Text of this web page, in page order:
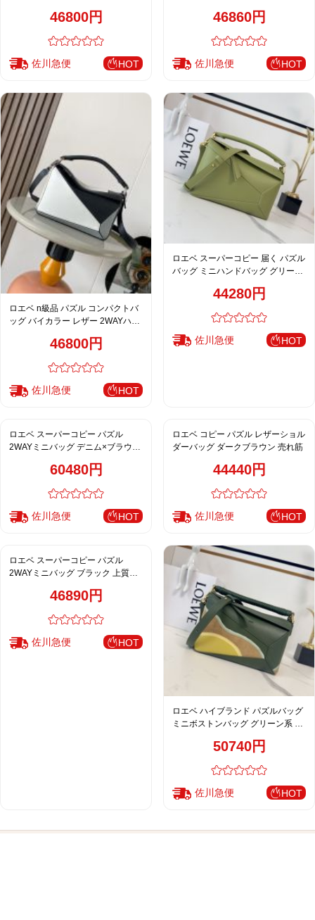
46800円
佐川急便 HOT
46860円
佐川急便 HOT
ロエベ n級品 パズル コンパクトバ
ッグ バイカラー レザー 2WAYハン
46800円
佐川急便 HOT
ロエベ スーパーコピー 届く パズル
バッグ ミニハンドバッグ グリーン
44280円
佐川急便 HOT
ロエベ スーパーコピー パズル
2WAYミニバッグ デニム×ブラウン
60480円
佐川急便 HOT
ロエベ コピー パズル レザーショル
ダーバッグ ダークブラウン 売れ筋
44440円
佐川急便 HOT
ロエベ スーパーコピー パズル
2WAYミニバッグ ブラック 上質レ
46890円
佐川急便 HOT
ロエベ ハイブランド パズルバッグ
ミニボストンバッグ グリーン系 レ
50740円
佐川急便 HOT